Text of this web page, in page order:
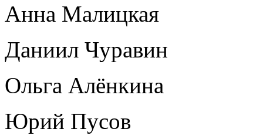
Анна Малицкая
Даниил Чуравин
Ольга Алёнкина
Юрий Пусов